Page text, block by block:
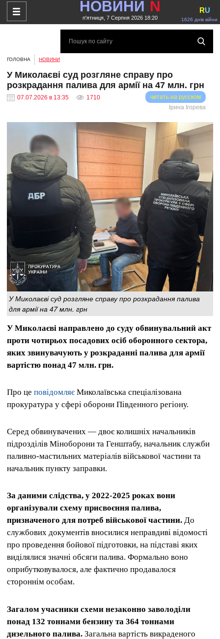
НОВИНИ N
п'ятниця, 7 Серпня 2026 18:20 1626 днів війни
RU
ГОЛОВНА НОВИНИ
У Миколаєві суд розгляне справу про
розкрадання палива для армії на 47 млн. грн
07.07.2026 в 13:35 1710
читать на русском
Ірина Ігорева
У Миколаєві суд розгляне справу про розкрадання палива
для армії на 47 млн. грн
У Миколаєві направлено до суду обвинувальний акт
проти чотирьох посадових осіб оборонного сектора,
яких звинувачують у розкраданні палива для армії
вартістю понад 47 млн. грн.
Про це повідомляє Миколаївська спеціалізована
прокуратура у сфері оборони Південного регіону.
Серед обвинувачених — двоє колишніх начальників
підрозділів Міноборони та Генштабу, начальник служби
паливно-мастильних матеріалів військової частини та
начальник пункту заправки.
За даними слідства, у 2022-2025 роках вони
організували схему присвоєння палива,
призначеного для потреб військової частини. До
службових документів вносилися неправдиві відомості
про проведення бойової підготовки, на підставі яких
виділялися значні обсяги палива. Формально воно
оприбутковувалося, але фактично продавалося
стороннім особам.
Загалом учасники схеми незаконно заволоділи
понад 132 тоннами бензину та 364 тоннами
дизельного палива. Загальна вартість викраденого